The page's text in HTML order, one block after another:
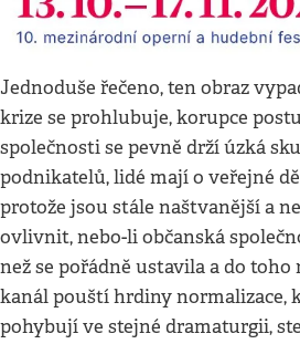
Jednoduše řečeno, ten obraz
krize se prohlubuje, korupce
společnosti se pevně drží úzká
podnikatelů, lidé mají o veřejné
protože jsou stále naštvanější a
ovlivnit, nebo-li občanská
než se pořádně ustavila a do
kanál pouští hrdiny normalizace,
pohybují ve stejné dramaturgii,